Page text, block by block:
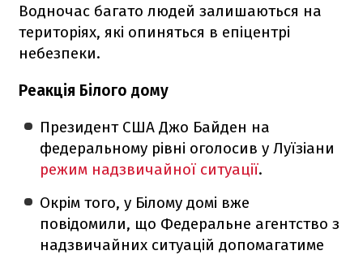
Водночас багато людей залишаються на
територіях, які опиняться в епіцентрі
небезпеки.
Реакція Білого дому
Президент США Джо Байден на
федеральному рівні оголосив у Луїзіани
режим надзвичайної ситуації.
Окрім того, у Білому домі вже
повідомили, що Федеральне агентство з
надзвичайних ситуацій допомагатиме